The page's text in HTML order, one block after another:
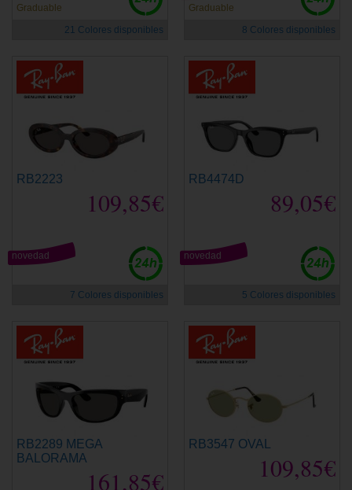
Graduable
21 Colores disponibles
Graduable
8 Colores disponibles
RB2223
109,85€
novedad
7 Colores disponibles
RB4474D
89,05€
novedad
5 Colores disponibles
RB2289 MEGA
BALORAMA
161,85€
RB3547 OVAL
109,85€